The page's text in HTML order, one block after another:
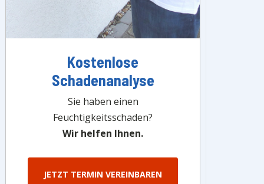
Kostenlose
Schadenanalyse
Sie haben einen
Feuchtigkeitsschaden?
Wir helfen Ihnen.
JETZT TERMIN VEREINBAREN